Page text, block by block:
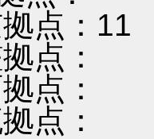
：11
：
：
：